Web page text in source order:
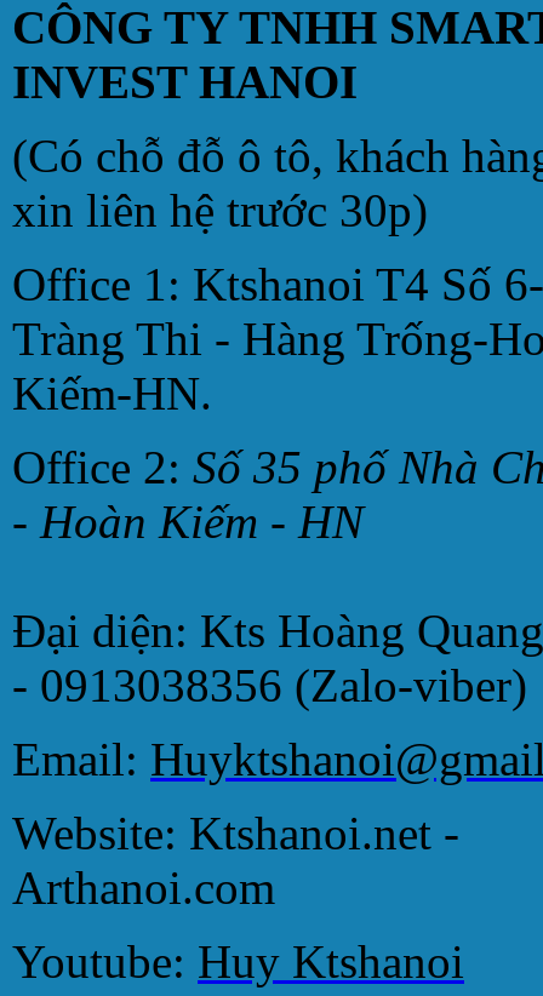
CÔNG TY TNHH
INVEST HANOI
(Có chỗ đỗ ô tô, khách
xin liên hệ trước 30p)
Office 1: Ktshanoi T4 Số
Tràng Thi - Hàng Trống-
Kiếm-HN.
Office 2: Số 35 phố Nhà
- Hoàn Kiếm - HN
Đại diện: Kts Hoàng
- 0913038356 (Zalo-viber)
Email:
Website: Ktshanoi.net -
Arthanoi.com
Youtube: Huy Ktshanoi